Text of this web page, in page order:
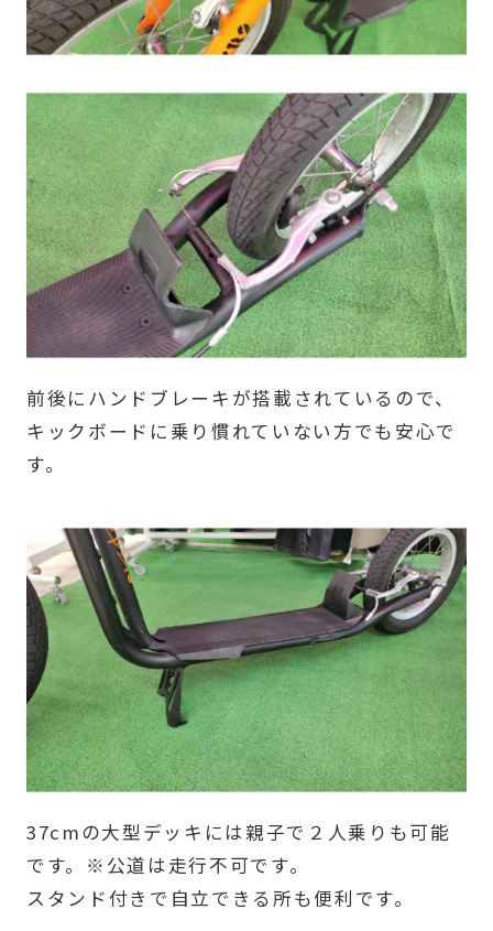
前後にハンドブレーキが搭載されているので、
キックボードに乗り慣れていない方でも安心で
す。
37cmの大型デッキには親子で２人乗りも可能
です。※公道は走行不可です。
スタンド付きで自立できる所も便利です。